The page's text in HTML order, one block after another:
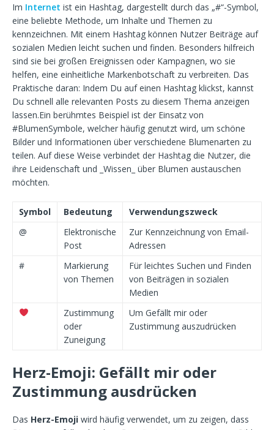
Im Internet ist ein Hashtag, dargestellt durch das „#“-Symbol,
eine beliebte Methode, um Inhalte und Themen zu
kennzeichnen. Mit einem Hashtag können Nutzer Beiträge auf
sozialen Medien leicht suchen und finden. Besonders hilfreich
sind sie bei großen Ereignissen oder Kampagnen, wo sie
helfen, eine einheitliche Markenbotschaft zu verbreiten. Das
Praktische daran: Indem Du auf einen Hashtag klickst, kannst
Du schnell alle relevanten Posts zu diesem Thema anzeigen
lassen.Ein berühmtes Beispiel ist der Einsatz von
#BlumenSymbole, welcher häufig genutzt wird, um schöne
Bilder und Informationen über verschiedene Blumenarten zu
teilen. Auf diese Weise verbindet der Hashtag die Nutzer, die
ihre Leidenschaft und _Wissen_ über Blumen austauschen
möchten.
Symbol Bedeutung
Verwendungszweck
@
Elektronische
Post
Zur Kennzeichnung von Email-
Adressen
#
Markierung
von Themen
Für leichtes Suchen und Finden
von Beiträgen in sozialen
Medien
Zustimmung
oder
Zuneigung
Um Gefällt mir oder
Zustimmung auszudrücken
Herz-Emoji: Gefällt mir oder
Zustimmung ausdrücken
Das Herz-Emoji wird häufig verwendet, um zu zeigen, dass